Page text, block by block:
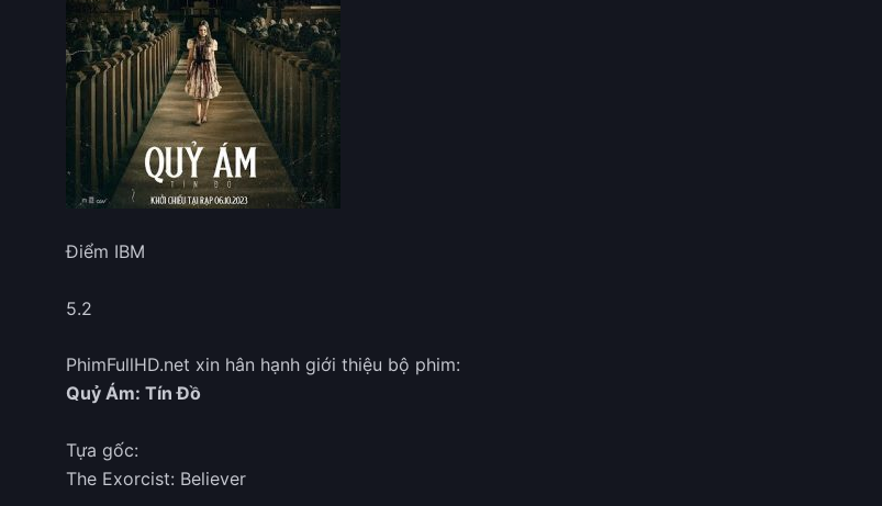
Điểm IBM
5.2
PhimFullHD.net xin hân hạnh giới thiệu bộ phim:
Quỷ Ám: Tín Đồ
Tựa gốc:
The Exorcist: Believer